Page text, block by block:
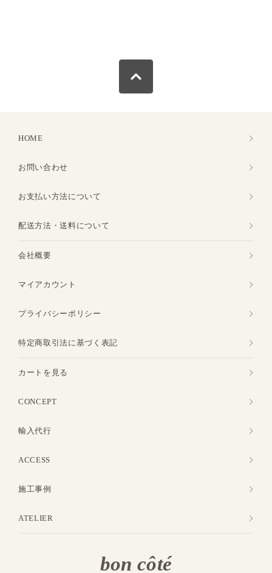
HOME
お問い合わせ
お支払い方法について
配送方法・送料について
会社概要
マイアカウント
プライバシーポリシー
特定商取引法に基づく表記
カートを見る
CONCEPT
輸入代行
ACCESS
施工事例
ATELIER
bon côté